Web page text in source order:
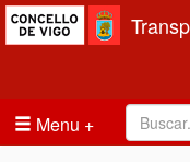
Menu